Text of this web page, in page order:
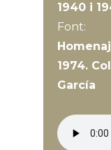
1940 i
Font:
1974.
García